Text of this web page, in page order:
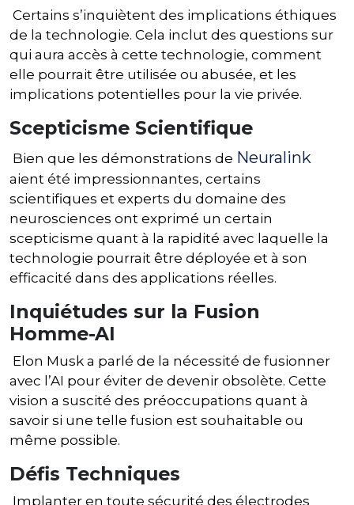
Certains s’inquiètent des implications éthiques
de la technologie. Cela inclut des questions sur
qui aura accès à cette technologie, comment
elle pourrait être utilisée ou abusée, et les
implications potentielles pour la vie privée.
Scepticisme Scientifique
Bien que les démonstrations de Neuralink
aient été impressionnantes, certains
scientifiques et experts du domaine des
neurosciences ont exprimé un certain
scepticisme quant à la rapidité avec laquelle la
technologie pourrait être déployée et à son
efficacité dans des applications réelles.
Inquiétudes sur la Fusion
Homme-AI
Elon Musk a parlé de la nécessité de fusionner
avec l’AI pour éviter de devenir obsolète. Cette
vision a suscité des préoccupations quant à
savoir si une telle fusion est souhaitable ou
même possible.
Défis Techniques
Implanter en toute sécurité des électrodes